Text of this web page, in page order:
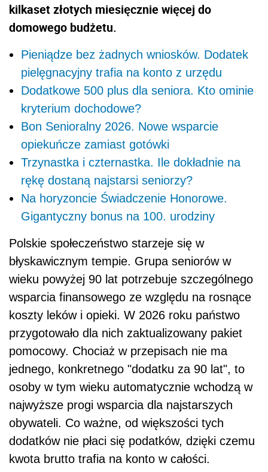
kilkaset złotych miesięcznie więcej do
domowego budżetu.
Pieniądze bez żadnych wniosków. Dodatek
pielęgnacyjny trafia na konto z urzędu
Dodatkowe 500 plus dla seniora. Kto ominie
kryterium dochodowe?
Bon Senioralny 2026. Nowe wsparcie
opiekuńcze zamiast gotówki
Trzynastka i czternastka. Ile dokładnie na
rękę dostaną najstarsi seniorzy?
Na horyzoncie Świadczenie Honorowe.
Gigantyczny bonus na 100. urodziny
Polskie społeczeństwo starzeje się w
błyskawicznym tempie. Grupa seniorów w
wieku powyżej 90 lat potrzebuje szczególnego
wsparcia finansowego ze względu na rosnące
koszty leków i opieki. W 2026 roku państwo
przygotowało dla nich zaktualizowany pakiet
pomocowy. Chociaż w przepisach nie ma
jednego, konkretnego "dodatku za 90 lat", to
osoby w tym wieku automatycznie wchodzą w
najwyższe progi wsparcia dla najstarszych
obywateli. Co ważne, od większości tych
dodatków nie płaci się podatków, dzięki czemu
kwota brutto trafia na konto w całości.